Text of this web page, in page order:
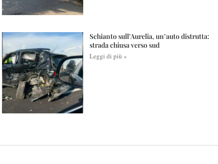
Schianto sull’Aurelia, un’auto distrutta:
strada chiusa verso sud
Leggi di più »